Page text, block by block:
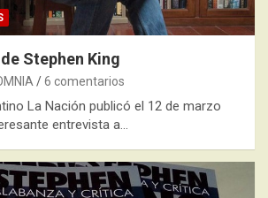
Stephen King
6 comentarios
La Nación publicó el 12 de marzo
entrevista a…